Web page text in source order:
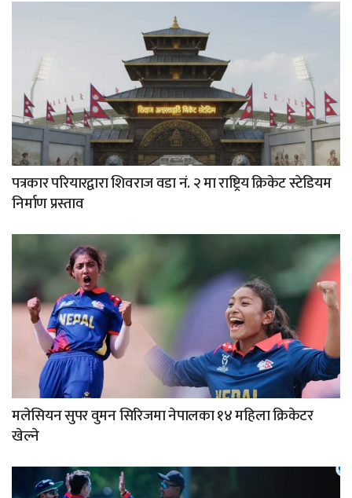
पत्रकार परियारद्वारा शिवराज वडा नं. २ मा राष्ट्रिय क्रिकेट स्टेडियम
निर्माण प्रस्ताव
मलेसियन सुपर वुमन सिरिजमा नेपालका १४ महिला क्रिकेटर
खेल्ने